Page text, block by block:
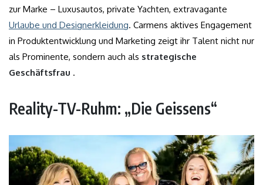
zur Marke – Luxusautos, private Yachten, extravagante
Urlaube und Designerkleidung. Carmens aktives Engagement
in Produktentwicklung und Marketing zeigt ihr Talent nicht nur
als Prominente, sondern auch als strategische
Geschäftsfrau .
Reality-TV-Ruhm: „Die Geissens“